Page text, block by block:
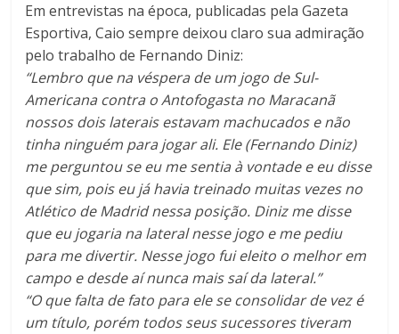
Em entrevistas na época, publicadas pela Gazeta
Esportiva, Caio sempre deixou claro sua admiração
pelo trabalho de Fernando Diniz:
“Lembro que na véspera de um jogo de Sul-
Americana contra o Antofogasta no Maracanã
nossos dois laterais estavam machucados e não
tinha ninguém para jogar ali. Ele (Fernando Diniz)
me perguntou se eu me sentia à vontade e eu disse
que sim, pois eu já havia treinado muitas vezes no
Atlético de Madrid nessa posição. Diniz me disse
que eu jogaria na lateral nesse jogo e me pediu
para me divertir. Nesse jogo fui eleito o melhor em
campo e desde aí nunca mais saí da lateral.”
“O que falta de fato para ele se consolidar de vez é
um título, porém todos seus sucessores tiveram